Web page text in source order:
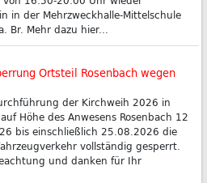
in der Mehrzweckhalle-Mittelschule
Br. Mehr dazu hier...
Ortsteil Rosenbach wegen
der Kirchweih 2026 in
Höhe des Anwesens Rosenbach 12
bis einschließlich 25.08.2026 die
vollständig gesperrt.
und danken für Ihr